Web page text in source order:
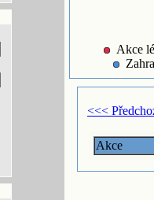
Akce
<<<
Akce